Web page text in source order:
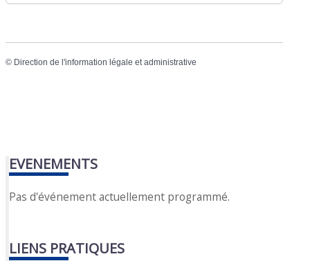
© Direction de l'information légale et administrative
EVENEMENTS
Pas d'événement actuellement programmé.
LIENS PRATIQUES